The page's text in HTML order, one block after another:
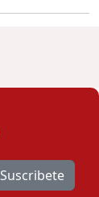
Suscribete